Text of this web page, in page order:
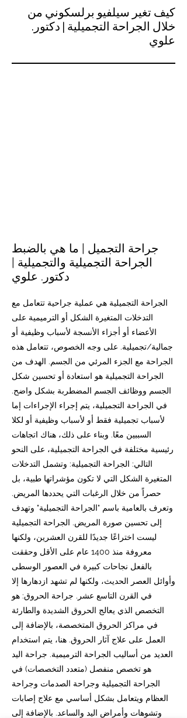
كيف تغير سيلفيو برلسكوني من
خلال الجراحة التجميلية | دكتور.
علوي
جراحة التجميل | ما هي بالضبط
الجراحة التجميلية والتجميلية |
دكتور. علوي
الجراحة التجميلية هي عملية جراحية تتعامل مع
التدخلات المتغيرة الشكل أو الترميمية على
الأعضاء أو أجزاء الأنسجة لأسباب وظيفية أو
جمالية/تجميلية. على وجه الخصوص، تتعامل هذه
الجراحة مع الجزء المرئي من الجسم. الهدف من
الجراحة التجميلية هو استعادة أو تحسين شكل
الجسم ووظائف الجسم المضطربة بشكل واضح.
في الجراحة التجميلية، يتم إجراء الإجراءات إما
لأسباب تجميلية فقط أو لأسباب وظيفية أو لكلا
السببين معًا. وبناء على ذلك، هناك اتجاهات
رئيسية مختلفة في الجراحة التجميلية، على النحو
التالي: الجراحة التجميلية: وتشمل التدخلات
المتغيرة الشكل التي لا تكون مؤشراتها طبية، بل
حصراً من خلال الرغبات التي يحددها المريض.
وتعرف بالعامية باسم "الجراحة التجميلية" وتهدف
إلى تحسين صورة المريض. الجراحة التجميلية
ليست اختراعًا جديدًا للقرن العشرين، ولكنها
معروفة منذ 1400 عام على الأقل وحققت
بالفعل نجاحات كبيرة في العصور الوسطى
وأوائل العصر الحديث، ولكنها لم تشهد ازدهارها إلا
في القرن التاسع عشر. جراحة الحروق: هو
التخصص الذي يعالج الحروق الشديدة والطارئة
في مراكز الحروق المتخصصة، بالإضافة إلى
العمل على علاج آثار الحروق. هنا، يتم استخدام
العديد من أساليب الجراحة الترميمية. جراحة اليد
هو تخصص منفصل (متعدد التخصصات) في
الجراحة التجميلية وجراحة الصدمات وجراحة
العظام ويتعامل بشكل أساسي مع علاج إصابات
وتشوهات وأمراض اليد والساعد. بالإضافة إلى